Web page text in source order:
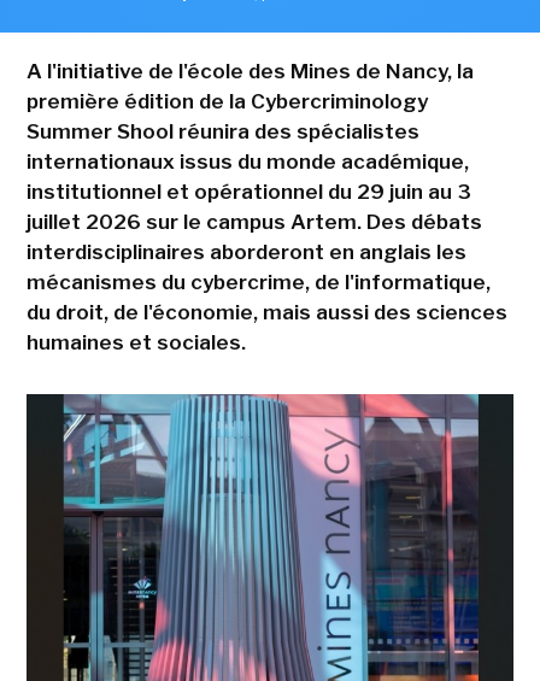
A l'initiative de l'école des Mines de Nancy, la
première édition de la Cybercriminology
Summer Shool réunira des spécialistes
internationaux issus du monde académique,
institutionnel et opérationnel du 29 juin au 3
juillet 2026 sur le campus Artem. Des débats
interdisciplinaires aborderont en anglais les
mécanismes du cybercrime, de l'informatique,
du droit, de l'économie, mais aussi des sciences
humaines et sociales.